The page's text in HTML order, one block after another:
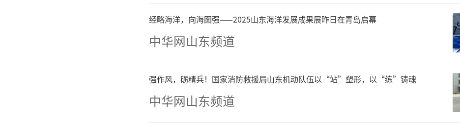
二是精准搭建对接桥梁。常态化
展“博士后流动站工作站对接”“校地
座谈”等招才引智活动，发布博士后
令，征集发布142个项目需求计划，涉
经略海洋，向海图强——2025山东海洋发展成果展昨日在青岛启幕
中华网山东频道
强作风，砺精兵！国家消防救援局山东机动队伍以“站”塑形，以“练”铸魂
中华网山东频道